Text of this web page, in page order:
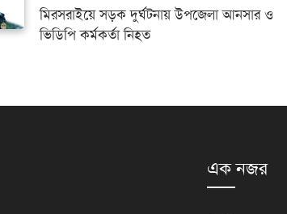
মিরসরাইয়ে সড়ক দুর্ঘটনায় উপজেলা আনসার ও
ভিডিপি কর্মকর্তা নিহত
এক নজর